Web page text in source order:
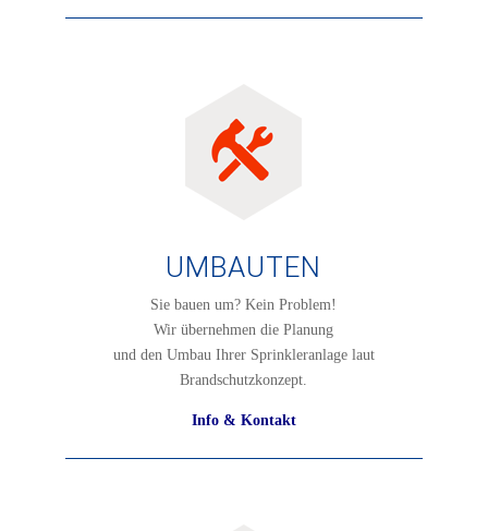
UMBAUTEN
Sie bauen um? Kein Problem!
Wir übernehmen die Planung
und den Umbau Ihrer Sprinkleranlage laut
Brandschutzkonzept.
Info & Kontakt